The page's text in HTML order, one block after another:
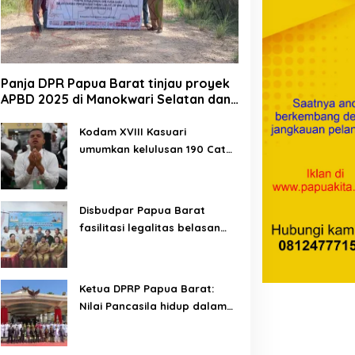
Panja DPR Papua Barat tinjau proyek
APBD 2025 di Manokwari Selatan dan
Kodam XVIII Kasuari
umumkan kelulusan 190 Cata
Disbudpar Papua Barat
fasilitasi legalitas belasan
Ketua DPRP Papua Barat:
Nilai Pancasila hidup dalam